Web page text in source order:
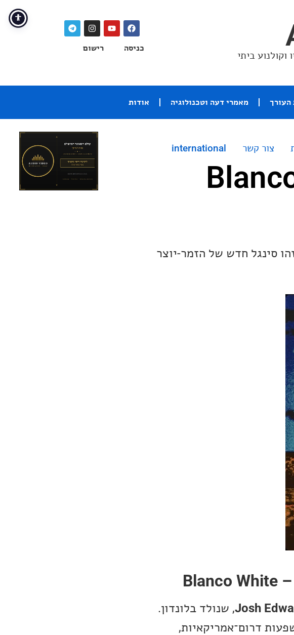
ביתי
כניסה רישום
העורך מאמרי דעה וטכנולוגיה אודות
צור קשר international
סינגל חדש של הזמר-יוצר
Blanco White
Josh, שנולד בלונדון.
דרום־אמריקאיות,